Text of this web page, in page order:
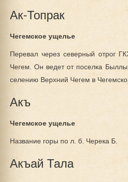
Ак-Топрак
Чегемское ущелье
Перевал через северный отрог
Чегем. Он ведет от поселка
селению Верхний Чегем в
Акъ
Чегемское ущелье
Название горы по л. б. Черека Б.
Акъай Тала